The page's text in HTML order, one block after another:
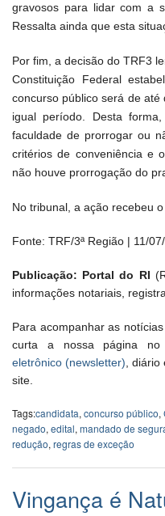
gravosos para lidar com a
Ressalta ainda que esta
Por fim, a decisão do TRF3
Constituição Federal
concurso público será de
igual período. Desta
faculdade de prorrogar ou
critérios de conveniência e
não houve prorrogação do
No tribunal, a ação recebeu
Fonte: TRF/3ª Região | 11/
Publicação: Portal do RI
informações notariais,
Para acompanhar as
curta a nossa página no
eletrônico (newsletter) ,
site.
Tags:candidata, concurso público,
negado, edital, mandado de
redução, regras de exceção
Vingança é